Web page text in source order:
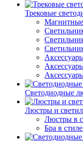
Трековые
Светодиодные
Люстры и
Люстры в
Бра в